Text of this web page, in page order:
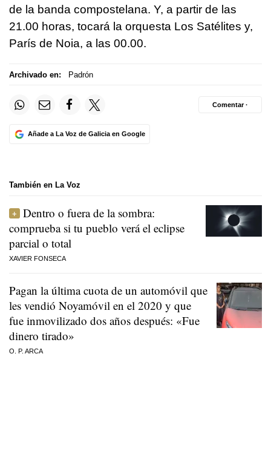
de la banda compostelana. Y, a partir de las
21.00 horas, tocará la orquesta Los Satélites y,
París de Noia, a las 00.00.
Archivado en: Padrón
Añade a La Voz de Galicia en Google
Comentar ·
También en La Voz
Dentro o fuera de la sombra:
comprueba si tu pueblo verá el eclipse
parcial o total
XAVIER FONSECA
Pagan la última cuota de un automóvil que
les vendió Noyamóvil en el 2020 y que
fue inmovilizado dos años después: «Fue
dinero tirado»
O. P. ARCA